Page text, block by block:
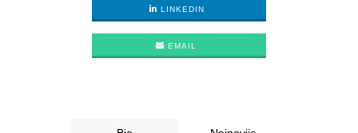
LINKEDIN
EMAIL